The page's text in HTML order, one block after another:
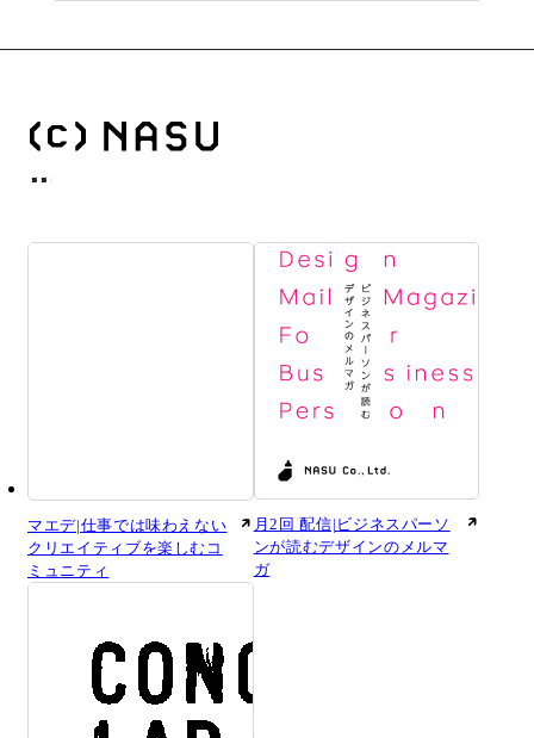
マエデ|仕事では味わえない
クリエイティブを楽しむコ
ミュニティ
月2回 配信|ビジネスパーソ
ンが読むデザインのメルマ
ガ